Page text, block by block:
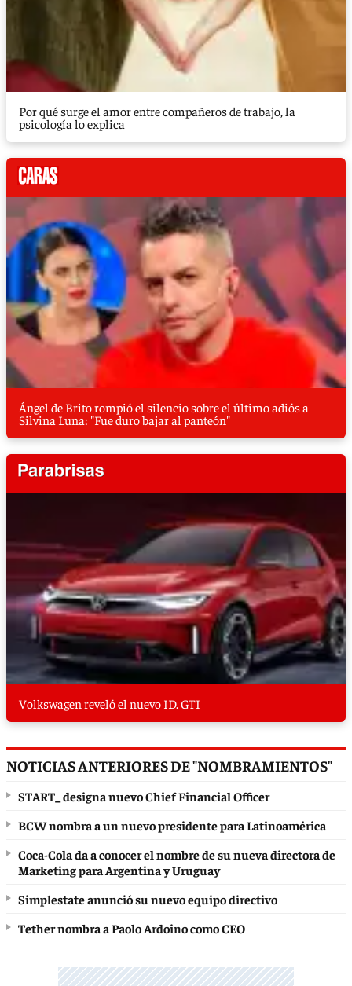
Por qué surge el amor entre compañeros de trabajo, la
psicología lo explica
Ángel de Brito rompió el silencio sobre el último adiós a
Silvina Luna: "Fue duro bajar al panteón"
Volkswagen reveló el nuevo ID. GTI
NOTICIAS ANTERIORES DE "NOMBRAMIENTOS"
START_ designa nuevo Chief Financial Officer
BCW nombra a un nuevo presidente para Latinoamérica
Coca-Cola da a conocer el nombre de su nueva directora de
Marketing para Argentina y Uruguay
Simplestate anunció su nuevo equipo directivo
Tether nombra a Paolo Ardoino como CEO